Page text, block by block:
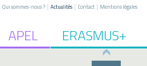
Qui sommes-nous ? | Actualités | Contact | Mentions légales
APEL ERASMUS+